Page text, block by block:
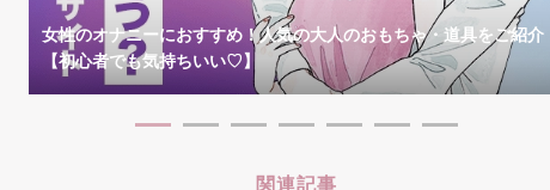
女性のオナニーにおすすめ！人気の大人のおもちゃ・道具をご紹介
【初心者でも気持ちいい♡】
関連記事